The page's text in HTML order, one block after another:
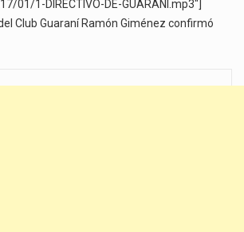
01/1-DIRECTIVO-DE-GUARANI.mp3"]
Club Guaraní Ramón Giménez confirmó